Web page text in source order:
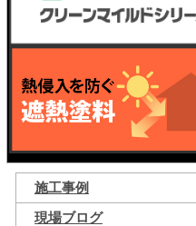
施工事例
現場ブログ